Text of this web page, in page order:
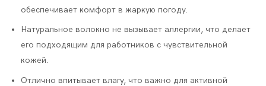
обеспечивает комфорт в жаркую погоду.
Натуральное волокно не вызывает аллергии, что делает
его подходящим для работников с чувствительной
кожей.
Отлично впитывает влагу, что важно для активной